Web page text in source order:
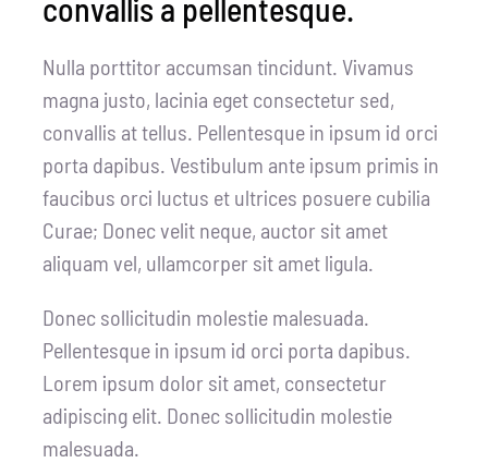
convallis a pellentesque.
Nulla porttitor accumsan tincidunt. Vivamus
magna justo, lacinia eget consectetur sed,
convallis at tellus. Pellentesque in ipsum id orci
porta dapibus. Vestibulum ante ipsum primis in
faucibus orci luctus et ultrices posuere cubilia
Curae; Donec velit neque, auctor sit amet
aliquam vel, ullamcorper sit amet ligula.
Donec sollicitudin molestie malesuada.
Pellentesque in ipsum id orci porta dapibus.
Lorem ipsum dolor sit amet, consectetur
adipiscing elit. Donec sollicitudin molestie
malesuada.